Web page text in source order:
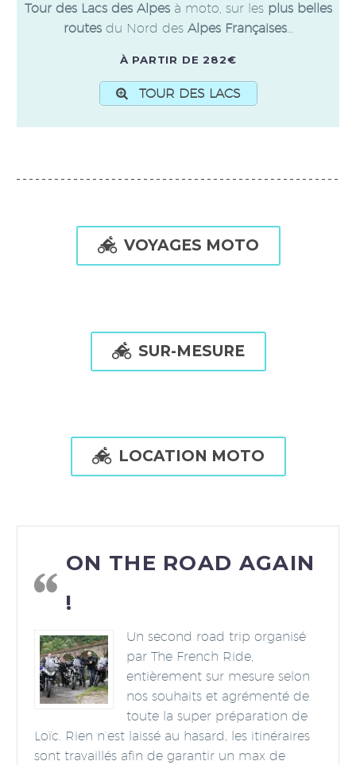
Tour des Lacs des Alpesà moto, sur les plus belles
routesdu Nord des Alpes Françaises…
À PARTIR DE 282€
TOUR DES LACS
 VOYAGES MOTO
 SUR-MESURE
 LOCATION MOTO
ON THE ROAD AGAIN
!
Un second road trip organisé
par The French Ride,
entièrement sur mesure selon
nos souhaits et agrémenté de
toute la super préparation de
Loïc. Rien n’est laissé au hasard, les itinéraires
sont travaillés afin de garantir un max de